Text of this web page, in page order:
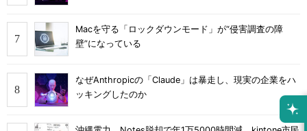
Macを守る「ロックダウンモード」が“侵害調査の障
壁”になっている
なぜAnthropicの「Claude」は暴走し、現実の企業をハ
ッキングしたのか